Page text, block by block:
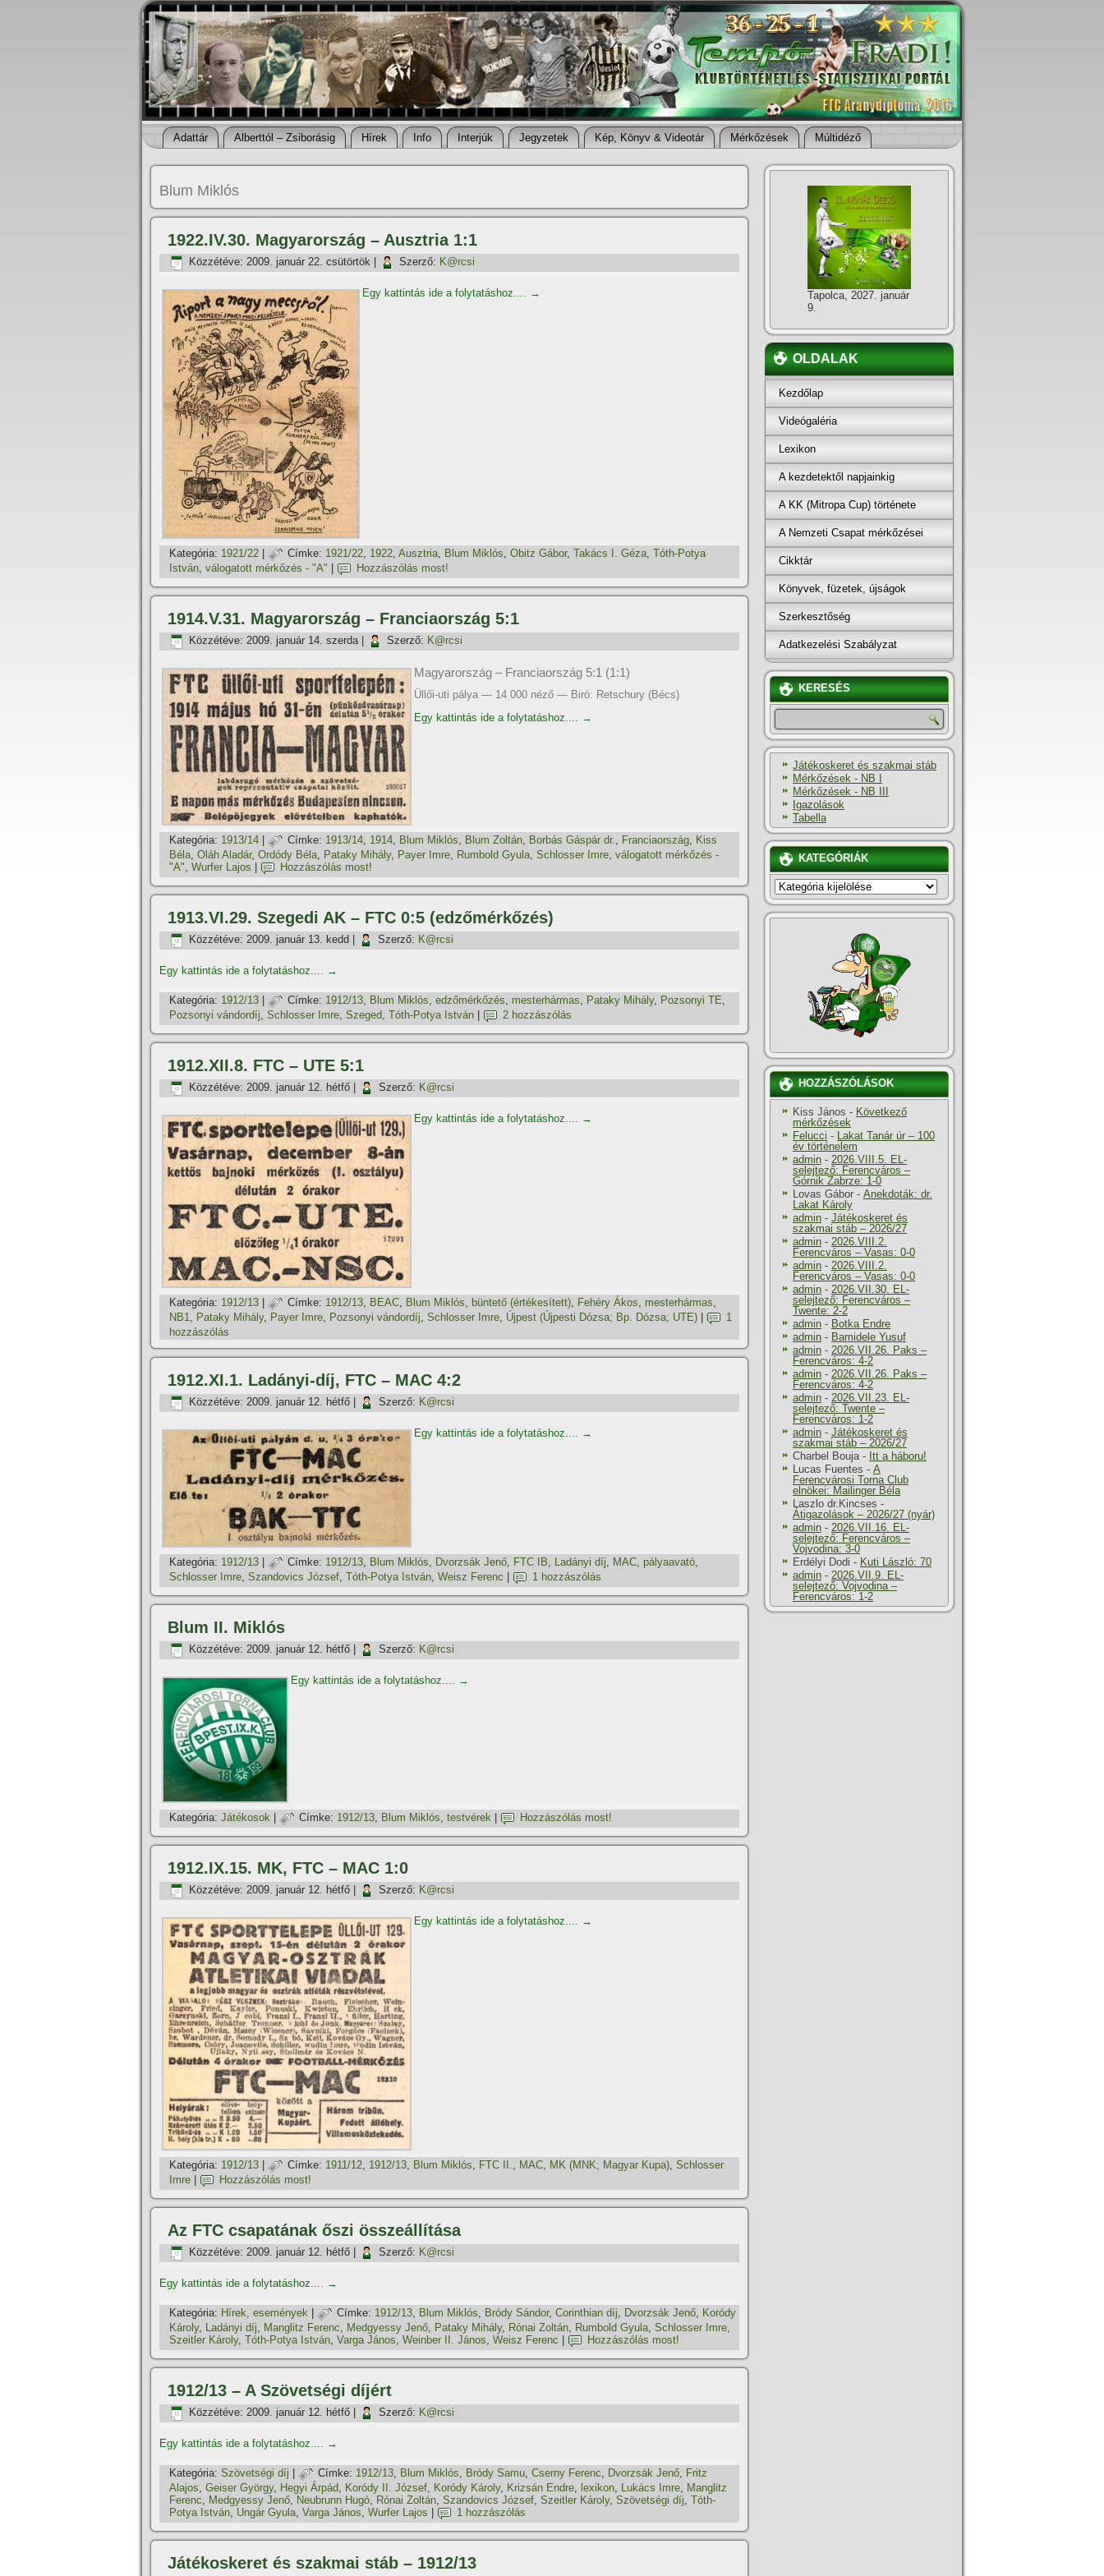
Adattár Alberttól – Zsiborásig Hí­rek Info Interjúk Jegyzetek Kép, Könyv & Videotár Mérkőzések Múltidéző
Blum Miklós
1922.IV.30. Magyarország – Ausztria 1:1
Közzétéve: 2009. január 22. csütörtök Szerző: K@rcsi
Egy kattintás ide a folytatáshoz.... →
Kategória: 1921/22 Címke: 1921/22, 1922, Ausztria, Blum Miklós, Obitz Gábor, Takács I. Géza, Tóth-Potya
István, válogatott mérkőzés - "A" Hozzászólás most!
1914.V.31. Magyarország – Franciaország 5:1
Közzétéve: 2009. január 14. szerda| Szerző: K@rcsi
Magyarország – Franciaország 5:1 (1:1)
Üllői-uti pálya — 14 000 néző — Biró: Retschury (Bécs)
Egy kattintás ide a folytatáshoz.... →
Kategória: 1913/14 Címke: 1913/14, 1914, Blum Miklós, Blum Zoltán, Borbás Gáspár dr., Franciaország, Kiss
Béla, Oláh Aladár, Ordódy Béla, Pataky Mihály, Payer Imre, Rumbold Gyula, Schlosser Imre, válogatott mérkőzés -
"A", Wurfer Lajos Hozzászólás most!
1913.VI.29. Szegedi AK – FTC 0:5 (edzőmérkőzés)
Közzétéve: 2009. január 13. kedd Szerző: K@rcsi
Egy kattintás ide a folytatáshoz.... →
Kategória: 1912/13 Címke: 1912/13, Blum Miklós, edzőmérkőzés, mesterhármas, Pataky Mihály, Pozsonyi TE,
Pozsonyi vándordí­j, Schlosser Imre, Szeged, Tóth-Potya István 2 hozzászólás
1912.XII.8. FTC – UTE 5:1
Közzétéve: 2009. január 12. hétfő Szerző: K@rcsi
Egy kattintás ide a folytatáshoz.... →
Kategória: 1912/13 Címke: 1912/13, BEAC, Blum Miklós, büntető (értékesí­tett), Fehéry Ákos, mesterhármas,
NB1, Pataky Mihály, Payer Imre, Pozsonyi vándordí­j, Schlosser Imre, Újpest (Újpesti Dózsa; Bp. Dózsa; UTE)
1
hozzászólás
1912.XI.1. Ladányi-dí­j, FTC – MAC 4:2
Közzétéve: 2009. január 12. hétfő Szerző: K@rcsi
Egy kattintás ide a folytatáshoz.... →
Kategória: 1912/13 Címke: 1912/13, Blum Miklós, Dvorzsák Jenő, FTC IB, Ladányi dí­j, MAC, pályaavató,
Schlosser Imre, Szandovics József, Tóth-Potya István, Weisz Ferenc 1 hozzászólás
Blum II. Miklós
Közzétéve: 2009. január 12. hétfő Szerző: K@rcsi
Egy kattintás ide a folytatáshoz.... →
Kategória: Játékosok Címke: 1912/13, Blum Miklós, testvérek Hozzászólás most!
1912.IX.15. MK, FTC – MAC 1:0
Közzétéve: 2009. január 12. hétfő Szerző: K@rcsi
Egy kattintás ide a folytatáshoz.... →
Kategória: 1912/13 Címke: 1911/12, 1912/13, Blum Miklós, FTC II., MAC, MK (MNK; Magyar Kupa), Schlosser
Imre
Hozzászólás most!
Az FTC csapatának őszi összeállí­tása
Közzétéve: 2009. január 12. hétfő Szerző: K@rcsi
Egy kattintás ide a folytatáshoz.... →
Kategória: Hí­rek, események Címke: 1912/13, Blum Miklós, Bródy Sándor, Corinthian dí­j, Dvorzsák Jenő, Koródy
Károly, Ladányi dí­j, Manglitz Ferenc, Medgyessy Jenő, Pataky Mihály, Rónai Zoltán, Rumbold Gyula, Schlosser Imre,
Szeitler Károly, Tóth-Potya István, Varga János, Weinber II. János, Weisz Ferenc Hozzászólás most!
1912/13 – A Szövetségi dí­jért
Közzétéve: 2009. január 12. hétfő Szerző: K@rcsi
Egy kattintás ide a folytatáshoz.... →
Kategória: Szövetségi dí­j Címke: 1912/13, Blum Miklós, Bródy Samu, Cserny Ferenc, Dvorzsák Jenő, Fritz
Alajos, Geiser György, Hegyi Árpád, Koródy II. József, Koródy Károly, Krizsán Endre, lexikon, Lukács Imre, Manglitz
Ferenc, Medgyessy Jenő, Neubrunn Hugó, Rónai Zoltán, Szandovics József, Szeitler Károly, Szövetségi dí­j, Tóth-
Potya István, Ungár Gyula, Varga János, Wurfer Lajos 1 hozzászólás
Játékoskeret és szakmai stáb – 1912/13
Tapolca, 2027. január
9.
OLDALAK
Kezdőlap
Videógaléria
Lexikon
A kezdetektől napjainkig
A KK (Mitropa Cup) története
A Nemzeti Csapat mérkőzései
Cikktár
Könyvek, füzetek, újságok
Szerkesztőség
Adatkezelési Szabályzat
KERESÉS
Játékoskeret és szakmai stáb
Mérkőzések - NB I
Mérkőzések - NB III
Igazolások
Tabella
KATEGÓRIÁK
KATEGÓRIÁK
HOZZÁSZÓLÁSOK
Kiss János - Következő
mérkőzések
Felucci - Lakat Tanár úr – 100
év történelem
admin - 2026.VIII.5. EL-
selejtező: Ferencváros –
Górnik Zabrze: 1-0
Lovas Gábor - Anekdoták: dr.
Lakat Károly
admin - Játékoskeret és
szakmai stáb – 2026/27
admin - 2026.VIII.2.
Ferencváros – Vasas: 0-0
admin - 2026.VIII.2.
Ferencváros – Vasas: 0-0
admin - 2026.VII.30. EL-
selejtező: Ferencváros –
Twente: 2-2
admin - Botka Endre
admin - Bamidele Yusuf
admin - 2026.VII.26. Paks –
Ferencváros: 4-2
admin - 2026.VII.26. Paks –
Ferencváros: 4-2
admin - 2026.VII.23. EL-
selejtező: Twente –
Ferencváros: 1-2
admin - Játékoskeret és
szakmai stáb – 2026/27
Charbel Bouja- Itt a háboru!
Lucas Fuentes - A
Ferencvárosi Torna Club
elnökei: Mailinger Béla
Laszlo dr.Kincses -
Átigazolások – 2026/27 (nyár)
admin - 2026.VII.16. EL-
selejtező: Ferencváros –
Vojvodina: 3-0
Erdélyi Dodi - Kuti László: 70
admin - 2026.VII.9. EL-
selejtező: Vojvodina –
Ferencváros: 1-2